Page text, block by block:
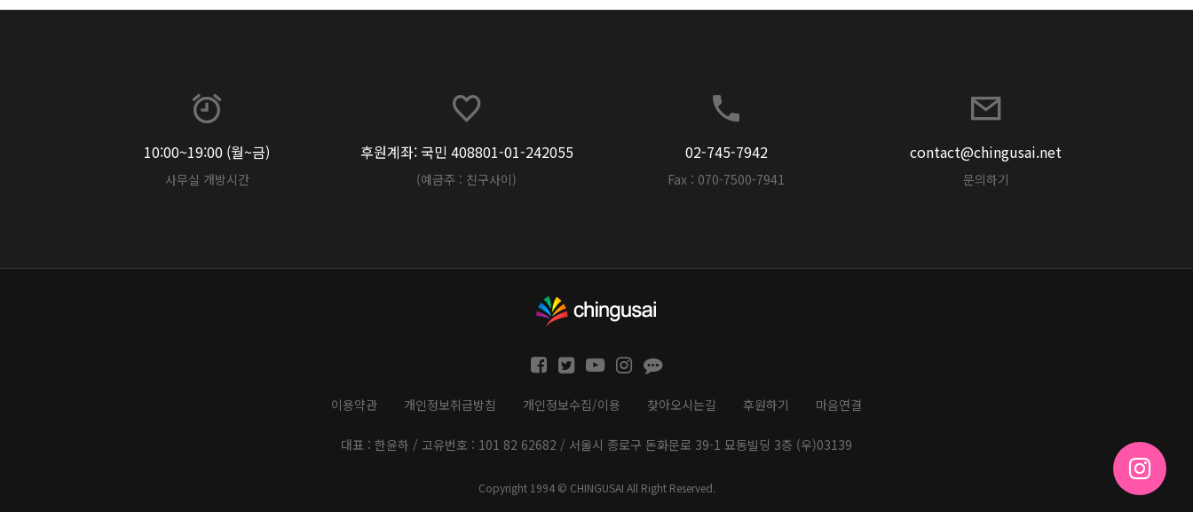
10:00~19:00 (월~금)
사무실 개방시간
후원계좌: 국민 408801-01-242055
(예금주 : 친구사이)
02-745-7942
Fax : 070-7500-7941
contact@chingusai.net
문의하기
이용약관 개인정보취급방침 개인정보수집/이용 찾아오시는길 후원하기 마음연결
대표 : 한윤하 / 고유번호 : 101 82 62682 / 서울시 종로구 돈화문로 39-1 묘동빌딩 3층 (우)03139
Copyright 1994 © CHINGUSAI All Right Reserved.